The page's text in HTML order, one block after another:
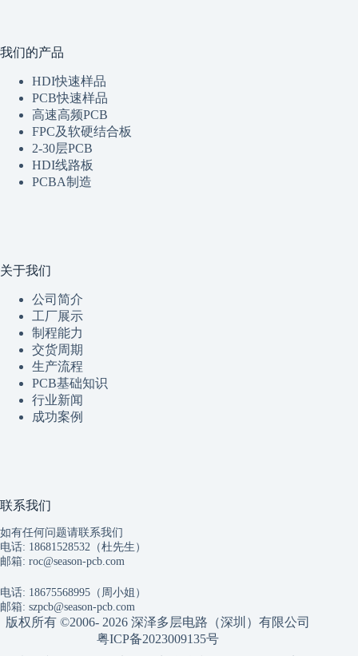
我们的产品
HDI快速样品
PCB快速样品
高速高频PCB
FPC及软硬结合板
2-30层PCB
HDI线路板
PCBA制造
关于我们
公司简介
工厂展示
制程能力
交货周期
生产流程
PCB基础知识
行业新闻
成功案例
联系我们
如有任何问题请联系我们
电话: 18681528532（杜先生）
邮箱: roc@season-pcb.com
电话: 18675568995（周小姐）
邮箱: szpcb@season-pcb.com
版权所有 ©2006- 2026 深泽多层电路（深圳）有限公司
粤ICP备2023009135号